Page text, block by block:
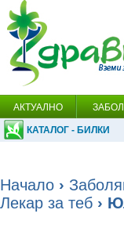
АКТУАЛНО
КАТАЛОГ - БИЛКИ
Начало ›
Лекар за теб ›